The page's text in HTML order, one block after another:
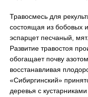
Травосмесь для
состоящая из бобовых
эспарцет песчаный,
Развитие травостоя
обогащает почву
восстанавливая
«Сибиргинский»
деревья с